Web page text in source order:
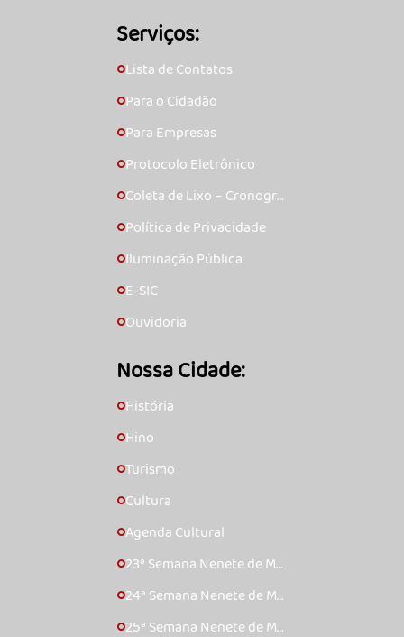
Serviços:
🞇Lista de Contatos
🞇Para o Cidadão
🞇Para Empresas
🞇Protocolo Eletrônico
🞇Coleta de Lixo – Cronogra
🞇Política de Privacidade
🞇Iluminação Pública
🞇E-SIC
🞇Ouvidoria
Nossa Cidade:
🞇História
🞇Hino
🞇Turismo
🞇Cultura
🞇Agenda Cultural
🞇23ª Semana Nenete de Mú
🞇24ª Semana Nenete de Mú
🞇25ª Semana Nenete de Mú